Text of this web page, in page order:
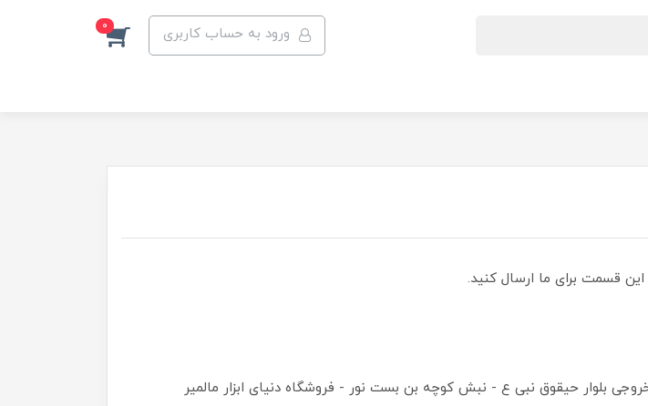
ورود به حساب کاربری 0
قسمت برای ما ارسال کنید.
بلوار حیقوق نبی ع - نبش کوچه بن بست نور - فروشگاه دنیای ابزار مالمیر